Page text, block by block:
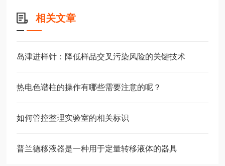
相关文章
岛津进样针：降低样品交叉污染风险的关键技术
热电色谱柱的操作有哪些需要注意的呢？
如何管控整理实验室的相关标识
普兰德移液器是一种用于定量转移液体的器具